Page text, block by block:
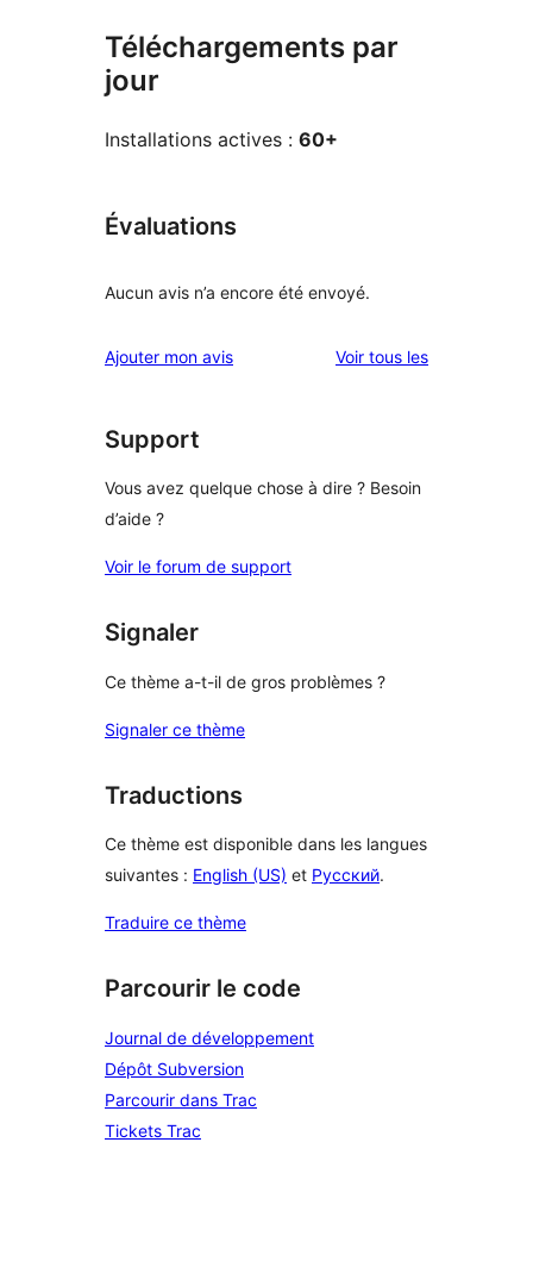
Téléchargements par
jour
Installations actives : 60+
Évaluations
Aucun avis n’a encore été envoyé.
Ajouter mon avis Voir tous lesavis
Support
Vous avez quelque chose à dire ? Besoin
d’aide ?
Voir le forum de support
Signaler
Ce thème a-t-il de gros problèmes ?
Signaler ce thème
Traductions
Ce thème est disponible dans les langues
suivantes : English (US) et Русский.
Traduire ce thème
Parcourir le code
Journal de développement
Dépôt Subversion
Parcourir dans Trac
Tickets Trac